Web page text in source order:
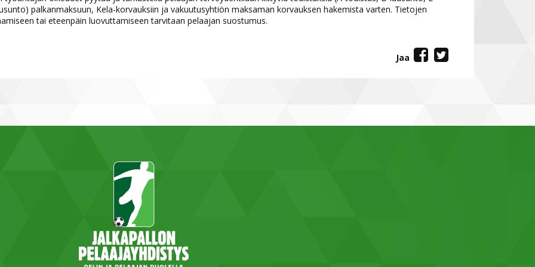
palkanmaksuun, Kela-korvauksiin ja vakuutusyhtiön maksaman korvauksen hakemista varten. Tietojen
tai eteenpäin luovuttamiseen tarvitaan pelaajan suostumus.
Jaa